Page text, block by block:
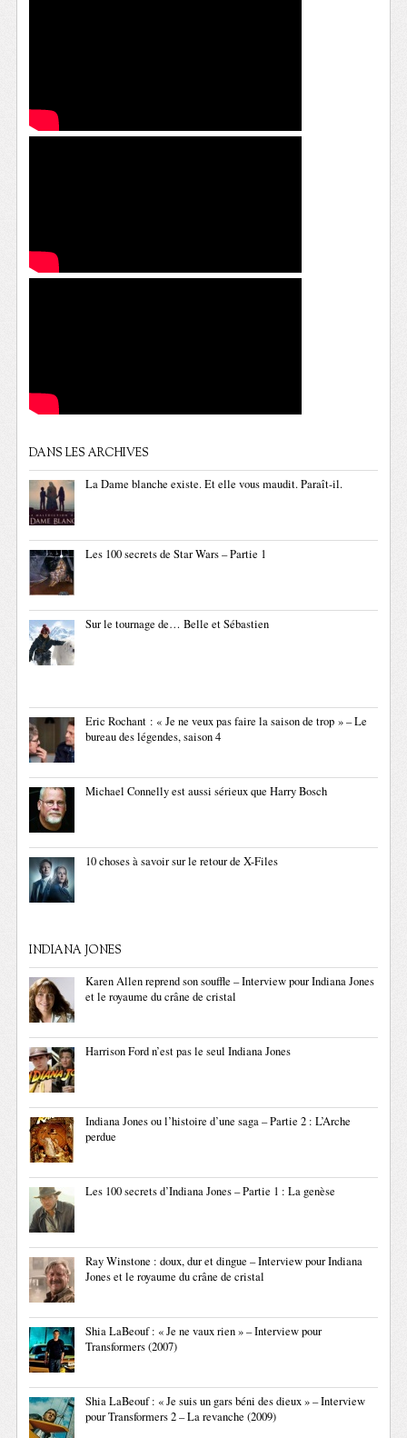
DANS LES ARCHIVES
La Dame blanche existe. Et elle vous maudit. Paraît-il.
Les 100 secrets de Star Wars – Partie 1
Sur le tournage de… Belle et Sébastien
Eric Rochant : « Je ne veux pas faire la saison de trop » – Le
bureau des légendes, saison 4
Michael Connelly est aussi sérieux que Harry Bosch
10 choses à savoir sur le retour de X-Files
INDIANA JONES
Karen Allen reprend son souffle – Interview pour Indiana Jones
et le royaume du crâne de cristal
Harrison Ford n’est pas le seul Indiana Jones
Indiana Jones ou l’histoire d’une saga – Partie 2 : L’Arche
perdue
Les 100 secrets d’Indiana Jones – Partie 1 : La genèse
Ray Winstone : doux, dur et dingue – Interview pour Indiana
Jones et le royaume du crâne de cristal
Shia LaBeouf : « Je ne vaux rien » – Interview pour
Transformers (2007)
Shia LaBeouf : « Je suis un gars béni des dieux » – Interview
pour Transformers 2 – La revanche (2009)